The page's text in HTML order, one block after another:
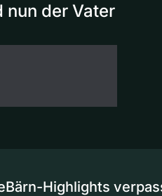
nun der Vater
Highlights